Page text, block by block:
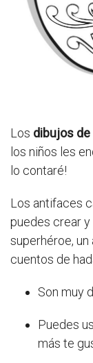
Los dibujos de
los niños les
lo contaré!
Los antifaces
puedes crear y
superhéroe,
cuentos de
Son muy
Puedes
más te